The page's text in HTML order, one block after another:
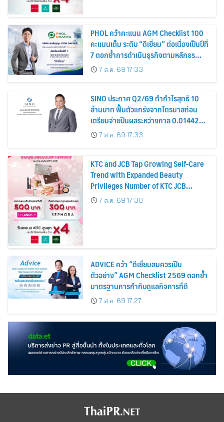
PHOL คว้าคะแนน AGM Checklist 100
คะแนนเต็ม ระดับ “ดีเยี่ยม” ต่อเนื่องเป็นปีที่
7 ตอกย้ำการดำเนินธุรกิจตามหลักธร
รมาภิบาล โปร่งใส สร้างความเชื่อมั่นผู้ถือ
หุ้น
7 ส.ค. 69 17:33
SINO ประกาศ Q2/69 ทำกำไรสุทธิ 10
ล้านบาท ฟื้นตัวแกร่งจากไตรมาสก่อน
เตรียมจ่ายปันผลระหว่างกาล 0.014423
บาทต่อหุ้น ครึ่งปีหลังมุ่งเติบโตต่อเนื่อง
7 ส.ค. 69 17:33
KTC and JCB Tap Growing Self-Care
Trend with Expanded Beauty
Privileges Number of KTC JCB
Cardmembers Spending on
Cosmetics Rises 26%
7 ส.ค. 69 17:30
ADVICE คว้า “ดีเยี่ยมสมควรเป็น
ตัวอย่าง” AGM Checklist 2569 ตอกย้ำ
มาตรฐานการกำกับดูแลกิจการที่ดี
7 ส.ค. 69 17:27